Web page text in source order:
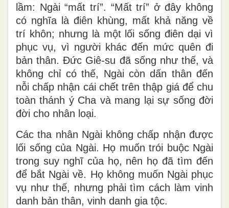
lầm: Ngài “mất trí”. “Mất trí” ở đây không
có nghĩa là điên khùng, mất khả năng về
trí khôn; nhưng là một lối sống điên dại vì
phục vụ, vì người khác đến mức quên đi
bản thân. Đức Giê-su đã sống như thế, và
không chỉ có thế, Ngài còn dấn thân đến
nỗi chấp nhận cái chết trên thập giá để chu
toàn thánh ý Cha và mang lại sự sống đời
đời cho nhân loại.
Các tha nhân Ngài không chấp nhận được
lối sống của Ngài. Họ muốn trói buộc Ngài
trong suy nghĩ của họ, nên họ đã tìm đến
để bắt Ngài về. Họ không muốn Ngài phục
vụ như thế, nhưng phải tìm cách làm vinh
danh bản thân, vinh danh gia tộc.